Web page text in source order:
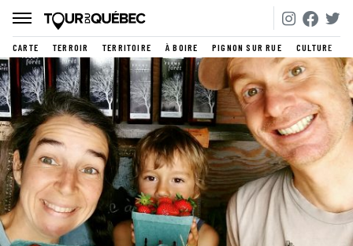
CARTE TERROIR TERRITOIRE À BOIRE PIGNON SUR RUE CULTURE